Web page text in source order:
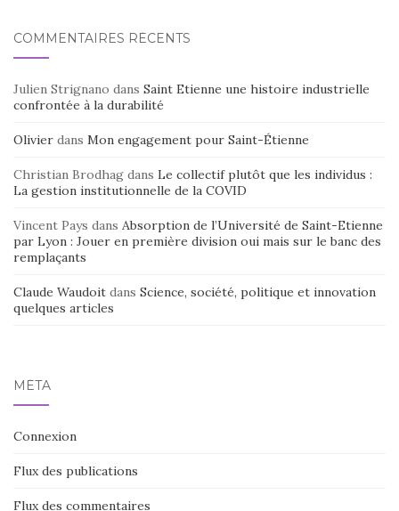
COMMENTAIRES RÉCENTS
Julien Strignano dans Saint Etienne une histoire industrielle
confrontée à la durabilité
Olivier dans Mon engagement pour Saint-Étienne
Christian Brodhag dans Le collectif plutôt que les individus :
La gestion institutionnelle de la COVID
Vincent Pays dans Absorption de l’Université de Saint-Etienne
par Lyon : Jouer en première division oui mais sur le banc des
remplaçants
Claude Waudoit dans Science, société, politique et innovation
quelques articles
MÉTA
Connexion
Flux des publications
Flux des commentaires